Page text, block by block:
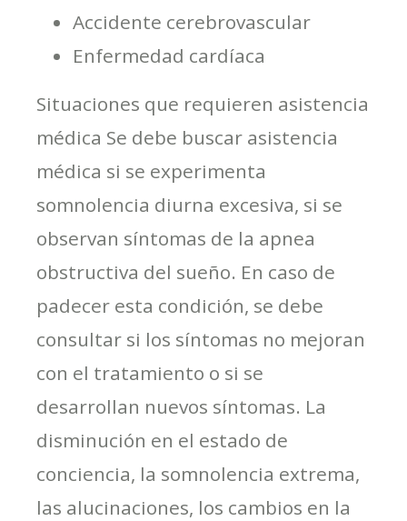
Accidente cerebrovascular
Enfermedad cardíaca
Situaciones que requieren asistencia
médica Se debe buscar asistencia
médica si se experimenta
somnolencia diurna excesiva, si se
observan síntomas de la apnea
obstructiva del sueño. En caso de
padecer esta condición, se debe
consultar si los síntomas no mejoran
con el tratamiento o si se
desarrollan nuevos síntomas. La
disminución en el estado de
conciencia, la somnolencia extrema,
las alucinaciones, los cambios en la